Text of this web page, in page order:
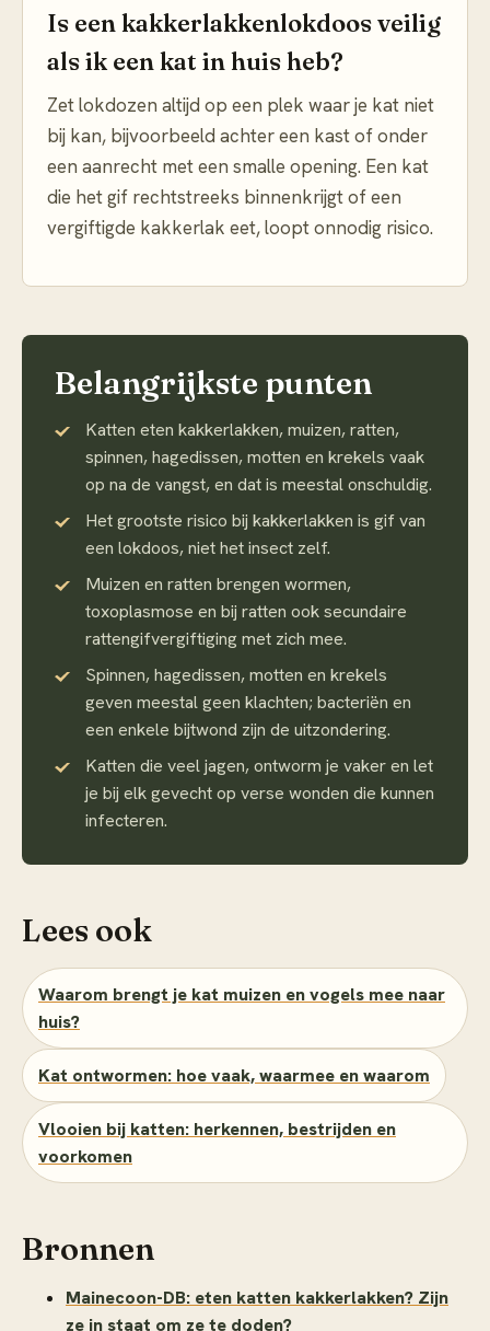
Is een kakkerlakkenlokdoos veilig
als ik een kat in huis heb?
Zet lokdozen altijd op een plek waar je kat niet
bij kan, bijvoorbeeld achter een kast of onder
een aanrecht met een smalle opening. Een kat
die het gif rechtstreeks binnenkrijgt of een
vergiftigde kakkerlak eet, loopt onnodig risico.
Belangrijkste punten
Katten eten kakkerlakken, muizen, ratten,
spinnen, hagedissen, motten en krekels vaak
op na de vangst, en dat is meestal onschuldig.
Het grootste risico bij kakkerlakken is gif van
een lokdoos, niet het insect zelf.
Muizen en ratten brengen wormen,
toxoplasmose en bij ratten ook secundaire
rattengifvergiftiging met zich mee.
Spinnen, hagedissen, motten en krekels
geven meestal geen klachten; bacteriën en
een enkele bijtwond zijn de uitzondering.
Katten die veel jagen, ontworm je vaker en let
je bij elk gevecht op verse wonden die kunnen
infecteren.
Lees ook
Waarom brengt je kat muizen en vogels mee naar
huis?
Kat ontwormen: hoe vaak, waarmee en waarom
Vlooien bij katten: herkennen, bestrijden en
voorkomen
Bronnen
Mainecoon-DB: eten katten kakkerlakken? Zijn
ze in staat om ze te doden?